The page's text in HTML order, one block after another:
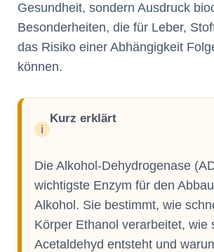
Gesundheit, sondern Ausdruck
Besonderheiten, die für Leber,
das Risiko einer Abhängigkeit
können.
ℹ️
Kurz erklärt
Die Alkohol-Dehydrogenase
wichtigste Enzym für den
Alkohol. Sie bestimmt, wie
Körper Ethanol verarbeitet, wie
Acetaldehyd entsteht und